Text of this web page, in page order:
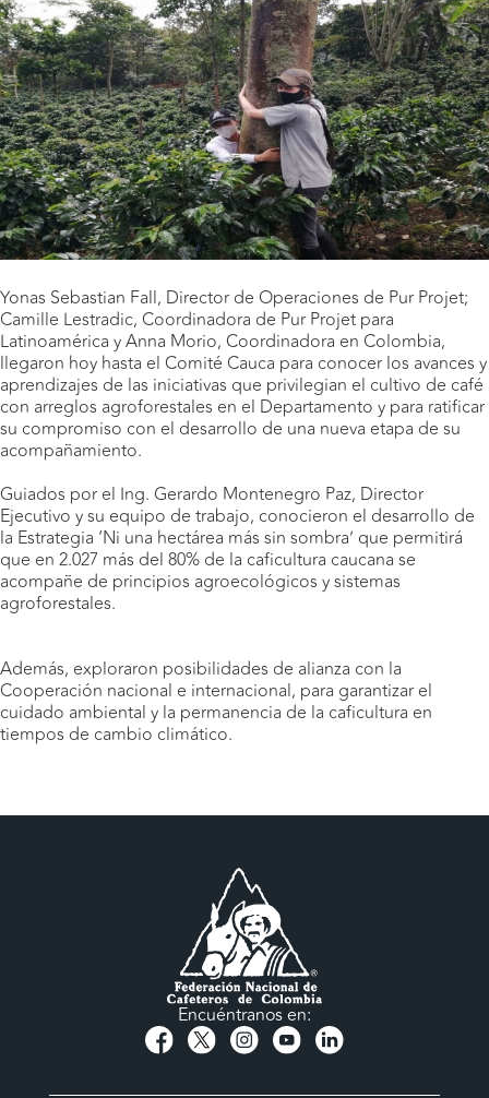
Yonas Sebastian Fall, Director de Operaciones de Pur Projet;
Camille Lestradic, Coordinadora de Pur Projet para
Latinoamérica y Anna Morio, Coordinadora en Colombia,
llegaron hoy hasta el Comité Cauca para conocer los avances y
aprendizajes de las iniciativas que privilegian el cultivo de café
con arreglos agroforestales en el Departamento y para ratificar
su compromiso con el desarrollo de una nueva etapa de su
acompañamiento.
Guiados por el Ing. Gerardo Montenegro Paz, Director
Ejecutivo y su equipo de trabajo, conocieron el desarrollo de
la Estrategia ‘Ni una hectárea más sin sombra’ que permitirá
que en 2.027 más del 80% de la caficultura caucana se
acompañe de principios agroecológicos y sistemas
agroforestales.
Además, exploraron posibilidades de alianza con la
Cooperación nacional e internacional, para garantizar el
cuidado ambiental y la permanencia de la caficultura en
tiempos de cambio climático.
Encuéntranos en: